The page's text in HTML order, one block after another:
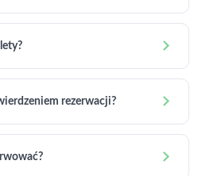

rezerwacji? 
